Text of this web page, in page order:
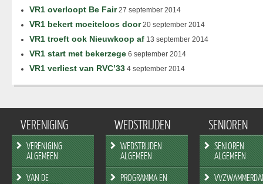
VR1 overloopt Be Fair27 september 2014
VR1 bekert moeiteloos door20 september 2014
VR1 troeft ook Nieuwkoop af 13 september 2014
VR1 start met bekerzege 6 september 2014
VR1 verliest van RVC’33 4 september 2014
VERENIGING
VERENIGING
ALGEMEEN
VAN DE
WEDSTRIJDEN
WEDSTRIJDEN
ALGEMEEN
PROGRAMMA EN
SENIOREN
SENIOREN
ALGEMEEN